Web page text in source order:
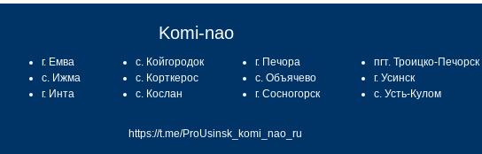
Komi-nao
г. Емва
с. Ижма
г. Инта
с. Койгородок
с. Корткерос
с. Кослан
г. Печора
с. Объячево
г. Сосногорск
пгт. Троицко-Печорск
г. Усинск
с. Усть-Кулом
https://t.me/ProUsinsk_komi_nao_ru